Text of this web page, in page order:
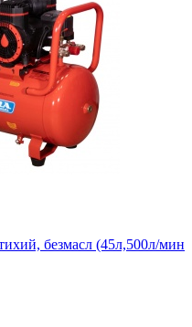
безмасл (45л,500л/мин